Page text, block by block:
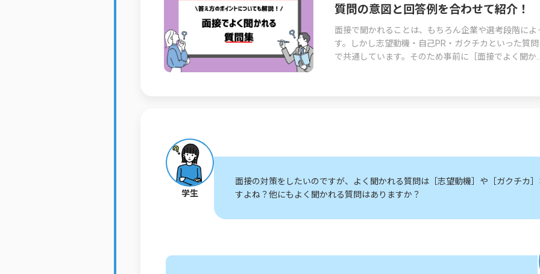
質問の意図と回答例を合わせて紹介！
面接で聞かれることは、もちろん企業や選考段階によ
す。しかし志望動機・自己PR・ガクチカといった質
で共通しています。そのため事前に［面接でよく聞か
学生
面接の対策をしたいのですが、よく聞かれる質問は［志望動機］や［ガクチカ
すよね？他にもよく聞かれる質問はありますか？